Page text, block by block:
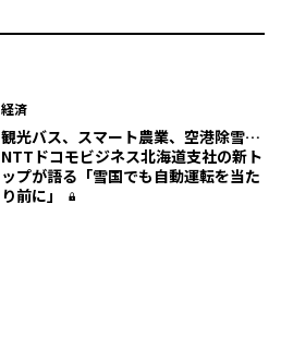
経済
観光バス、スマート農業、空港除雪…
NTTドコモビジネス北海道支社の新ト
ップが語る「雪国でも自動運転を当た
り前に」